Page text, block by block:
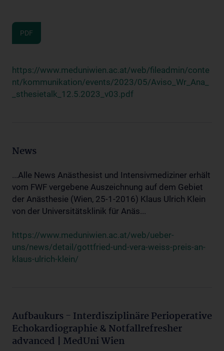
PDF
https://www.meduniwien.ac.at/web/fileadmin/conte
nt/kommunikation/events/2023/05/Aviso_Wr_Ana_
_sthesietalk_12.5.2023_v03.pdf
News
...Alle News Anästhesist und Intensivmediziner erhält
vom FWF vergebene Auszeichnung auf dem Gebiet
der Anästhesie (Wien, 25-1-2016) Klaus Ulrich Klein
von der Universitätsklinik für Anäs...
https://www.meduniwien.ac.at/web/ueber-
uns/news/detail/gottfried-und-vera-weiss-preis-an-
klaus-ulrich-klein/
Aufbaukurs - Interdisziplinäre Perioperative
Echokardiographie & Notfallrefresher
advanced | MedUni Wien